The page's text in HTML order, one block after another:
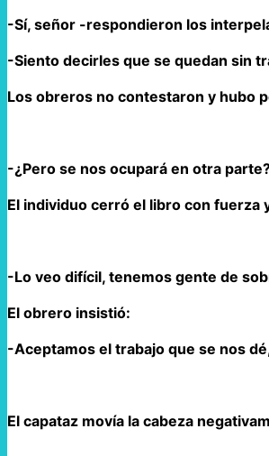
-Sí, señor -respondieron los
-Siento decirles que se quedan sin
Los obreros no contestaron y hubo
-¿Pero se nos ocupará en otra
El individuo cerró el libro con fuerza
-Lo veo difícil, tenemos gente de
El obrero insistió:
-Aceptamos el trabajo que se nos
El capataz movía la cabeza